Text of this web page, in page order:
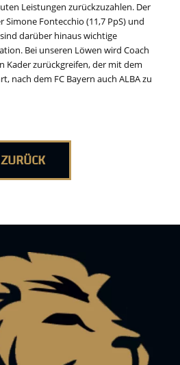
Leistungen zurückzuzahlen. Der
Simone Fontecchio (11,7 PpS) und
darüber hinaus wichtige
Bei unseren Löwen wird Coach
Kader zurückgreifen, der mit dem
nach dem FC Bayern auch ALBA zu
ZURÜCK